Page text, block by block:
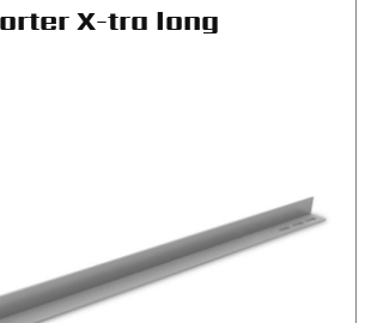
X-tra long